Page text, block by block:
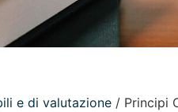
e di valutazione / Principi